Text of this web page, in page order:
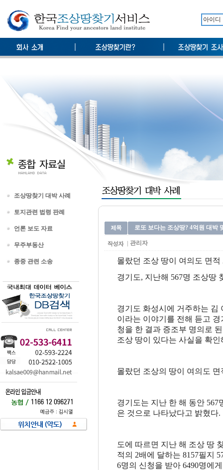
조상땅찾기 대박 사례
토지관련 법령 판례
언론 보도 자료
무주부동산
종중 관련 소송
로또 보다는 조상땅? 4억원 대박
관리자
몰랐던 조상 땅이 여의도 면적
경기도, 지난해 567명 조상땅
경기도 화성시에 거주하는 김
이라는 이야기를 전해 듣고
청을 한 결과 증조부 명의로
조상 땅이 있다는 사실을 확
몰랐던 조상의 땅이 여의도
경기도는 지난 한 해 동안
은 것으로 나타났다고 밝혔다.
도에 따르면 지난 해 조상 땅
적의 2배에 달하는 8157필지
6명의 신청을 받아 6490명에